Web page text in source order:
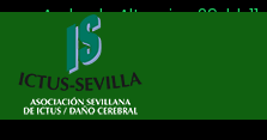
Avda. de Altamira, 29, bl.
954 513 999